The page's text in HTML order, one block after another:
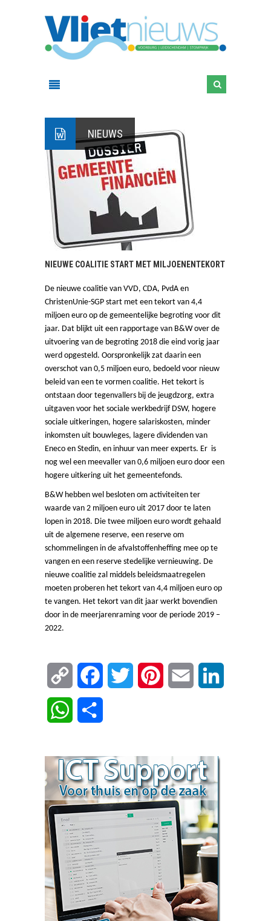
NIEUWS
NIEUWE COALITIE START MET MILJOENENTEKORT
De nieuwe coalitie van VVD, CDA, PvdA en
ChristenUnie-SGP start met een tekort van 4,4
miljoen euro op de gemeentelijke begroting voor dit
jaar. Dat blijkt uit een rapportage van B&W over de
uitvoering van de begroting 2018 die eind vorig jaar
werd opgesteld. Oorspronkelijk zat daarin een
overschot van 0,5 miljoen euro, bedoeld voor nieuw
beleid van een te vormen coalitie. Het tekort is
ontstaan door tegenvallers bij de jeugdzorg, extra
uitgaven voor het sociale werkbedrijf DSW, hogere
sociale uitkeringen, hogere salariskosten, minder
inkomsten uit bouwleges, lagere dividenden van
Eneco en Stedin, en inhuur van meer experts. Er is
nog wel een meevaller van 0,6 miljoen euro door een
hogere uitkering uit het gemeentefonds.
B&W hebben wel besloten om activiteiten ter
waarde van 2 miljoen euro uit 2017 door te laten
lopen in 2018. Die twee miljoen euro wordt gehaald
uit de algemene reserve, een reserve om
schommelingen in de afvalstoffenheffing mee op te
vangen en een reserve stedelijke vernieuwing. De
nieuwe coalitie zal middels beleidsmaatregelen
moeten proberen het tekort van 4,4 miljoen euro op
te vangen. Het tekort van dit jaar werkt bovendien
door in de meerjarenraming voor de periode 2019 –
2022.
Copy
Link
FacebookTwitter Pinterest Email
WhatsApp